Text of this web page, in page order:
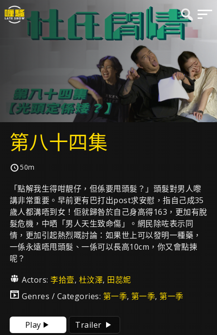
第八十四集
50m
「點解我生得咁靚仔，但係要甩頭髮？」頭髮對男人嚟
講非常重要。早前更有巴打出post求安慰，指自己成35
歲人都溝唔到女！佢就歸咎於自己身高得163，更加有脫
髮危機，中晒「男人天生致命傷」。網民除咗表示同
情，更加引起熱烈嘅討論：如果世上可以發明一種藥，
一係永遠唔甩頭髮、一係可以長高10cm，你又會點揀
呢？
Actors:李拾壹, 杜汶澤, 田蕊妮
Genres / Categories: 第一季, 第一季, 第一季
Play Trailer